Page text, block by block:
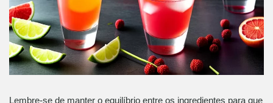
Lembre-se de manter o equilíbrio entre os ingredientes para que